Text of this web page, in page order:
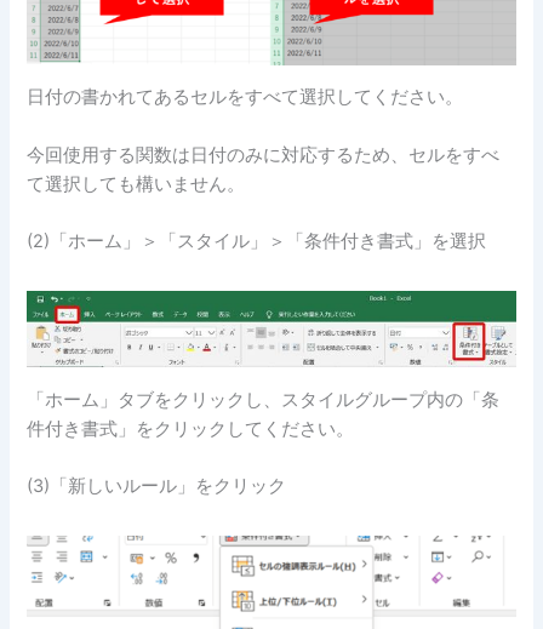
日付の書かれてあるセルをすべて選択してください。
今回使用する関数は日付のみに対応するため、セルをすべ
て選択しても構いません。
(2)「ホーム」＞「スタイル」＞「条件付き書式」を選択
「ホーム」タブをクリックし、スタイルグループ内の「条
件付き書式」をクリックしてください。
(3)「新しいルール」をクリック